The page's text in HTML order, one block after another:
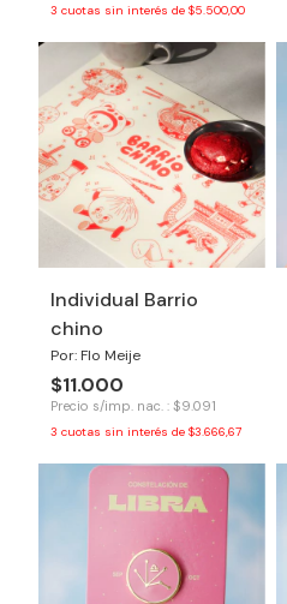
3 cuotas sin interés de $5.500,00
Individual Barrio
chino
Por: Flo Meije
$11.000
Precio s/imp. nac. : $9.091
3 cuotas sin interés de $3.666,67